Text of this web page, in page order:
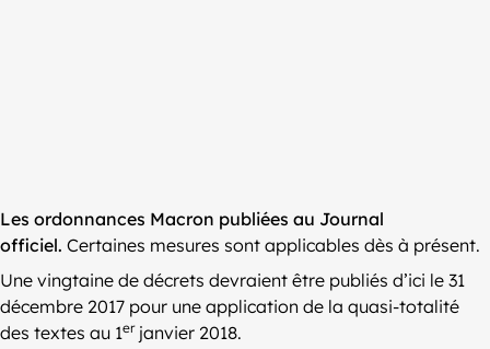
Les ordonnances Macron publiées au Journal
officiel. Certaines mesures sont applicables dès à présent.
Une vingtaine de décrets devraient être publiés d’ici le 31
décembre 2017 pour une application de la quasi-totalité
des textes au 1erjanvier 2018.